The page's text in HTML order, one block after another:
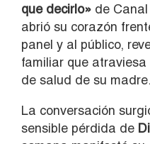
que decirlo» de
abrió su corazón
panel y al público,
familiar que
de salud de su madre.
La conversación
sensible pérdida de